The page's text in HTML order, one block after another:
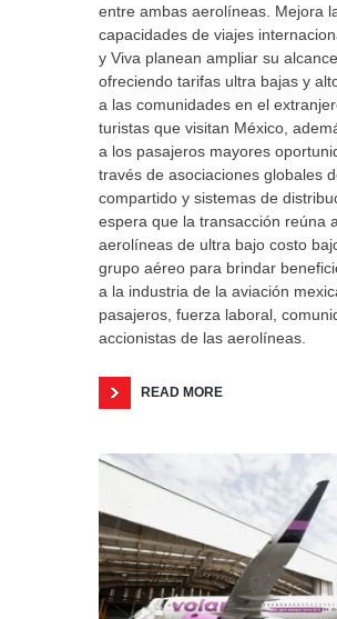
entre ambas aerolíneas. Mejora
capacidades de viajes
y Viva planean ampliar su
ofreciendo tarifas ultra bajas y
a las comunidades en el
turistas que visitan México,
a los pasajeros mayores
través de asociaciones globales
compartido y sistemas de
espera que la transacción reúna a
aerolíneas de ultra bajo costo
grupo aéreo para brindar
a la industria de la aviación
pasajeros, fuerza laboral,
accionistas de las aerolíneas.
READ MORE